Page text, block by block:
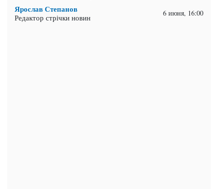
Ярослав Степанов
Редактор стрічки новин 6 июня, 16:00